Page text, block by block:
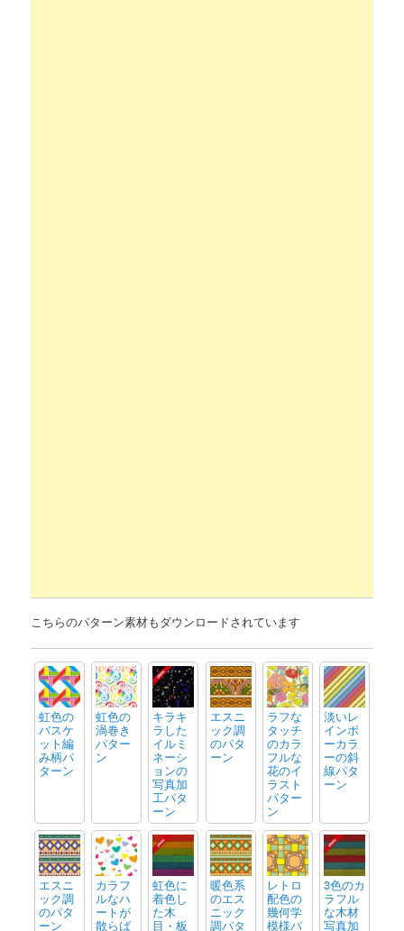
こちらのパターン素材もダウンロードされています
虹色の
バスケ
ット編
み柄パ
ターン
虹色の
渦巻き
パター
ン
キラキ
ラした
イルミ
ネーシ
ョンの
写真加
工パタ
ーン
エスニ
ック調
のパタ
ーン
ラフな
タッチ
のカラ
フルな
花のイ
ラスト
パター
ン
淡いレ
インボ
ーカラ
ーの斜
線パタ
ーン
エスニ
ック調
のパタ
ーン
カラフ
ルなハ
ートが
散らば
虹色に
着色し
た木
目・板
暖色系
のエス
ニック
調パタ
レトロ
配色の
幾何学
模様パ
3色のカ
ラフル
な木材
写真加